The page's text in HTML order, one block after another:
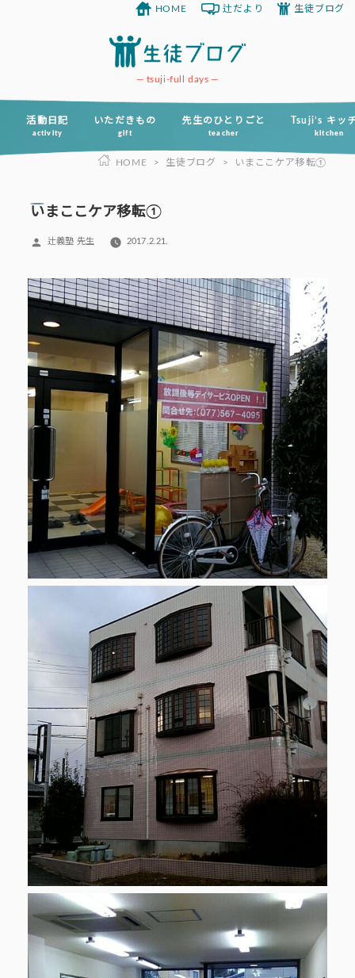
ツ
tsuji-full days
活動日記
activity
いただきもの
gift
先生のひとりごと
teacher
Tsuji’s キッ
kitchen
HOME 辻だより 生徒ブログ
HOME > 生徒ブログ > いまここケア移転①
いまここケア移転①
投
辻義塾 先生 2017.2.21.